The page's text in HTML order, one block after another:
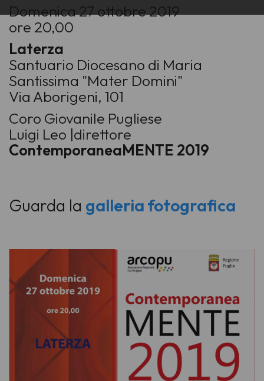
Domenica 27 ottobre 2019
ore 20,00
Laterza
Santuario Diocesano di Maria
Santissima "Mater Domini"
Via Aborigeni, 101
Coro Giovanile Pugliese
Luigi Leo |direttore
ContemporaneaMENTE 2019
Guarda la galleria fotografica